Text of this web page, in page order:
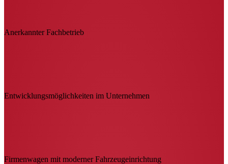
Anerkannter Fachbetrieb
Entwicklungsmöglichkeiten im Unternehmen
Firmenwagen mit moderner Fahrzeugeinrichtung